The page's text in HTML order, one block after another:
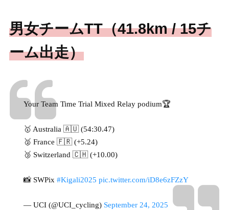
男女チームTT（41.8km / 15チ
ーム出走）
Your Team Time Trial Mixed Relay podium🏆
🥇 Australia 🇦🇺 (54:30.47)
🥈 France 🇫🇷 (+5.24)
🥉 Switzerland 🇨🇭 (+10.00)
📸 SWPix #Kigali2025 pic.twitter.com/iD8e6zFZzY
— UCI (@UCI_cycling) September 24, 2025